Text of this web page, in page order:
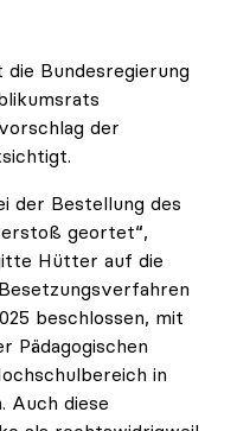
Bundesregierung
der
der Bestellung des
geortet“,
Hütter auf die
beschlossen, mit
Pädagogischen
in
Auch diese